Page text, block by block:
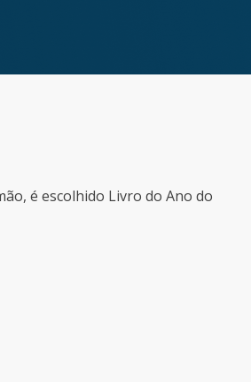
é escolhido Livro do Ano do